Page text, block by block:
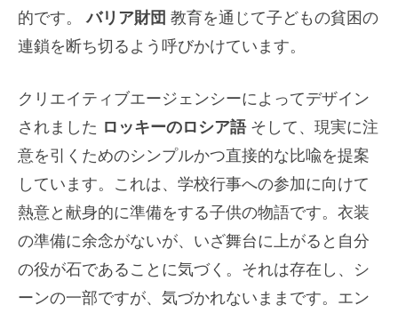
的です。バリア財団 教育を通じて子どもの貧困の
連鎖を断ち切るよう呼びかけています。
クリエイティブエージェンシーによってデザイン
されました ロッキーのロシア語そして、現実に注
意を引くためのシンプルかつ直接的な比喩を提案
しています。これは、学校行事への参加に向けて
熱意と献身的に準備をする子供の物語です。衣装
の準備に余念がないが、いざ舞台に上がると自分
の役が石であることに気づく。それは存在し、シ
ーンの一部ですが、気づかれないままです。エン